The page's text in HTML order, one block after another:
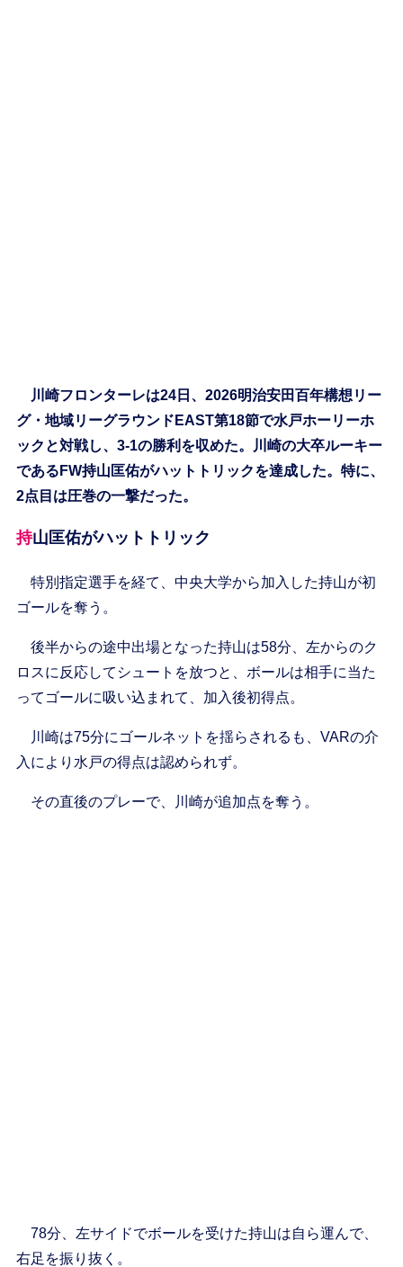
川崎フロンターレは24日、2026明治安田百年構想リー
グ・地域リーグラウンドEAST第18節で水戸ホーリーホ
ックと対戦し、3-1の勝利を収めた。川崎の大卒ルーキー
であるFW持山匡佑がハットトリックを達成した。特に、
2点目は圧巻の一撃だった。
持山匡佑がハットトリック
特別指定選手を経て、中央大学から加入した持山が初
ゴールを奪う。
後半からの途中出場となった持山は58分、左からのク
ロスに反応してシュートを放つと、ボールは相手に当た
ってゴールに吸い込まれて、加入後初得点。
川崎は75分にゴールネットを揺らされるも、VARの介
入により水戸の得点は認められず。
その直後のプレーで、川崎が追加点を奪う。
78分、左サイドでボールを受けた持山は自ら運んで、
右足を振り抜く。